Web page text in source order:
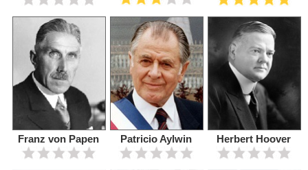
Franz von Papen Patricio Aylwin Herbert Hoover